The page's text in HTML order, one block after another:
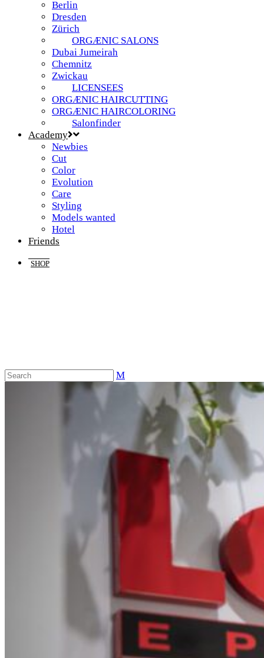
Berlin
Dresden
Zürich
ORGÆNIC SALONS
Dubai Jumeirah
Chemnitz
Zwickau
LICENSEES
ORGÆNIC HAIRCUTTING
ORGÆNIC HAIRCOLORING
Salonfinder
Academy
Newbies
Cut
Color
Evolution
Care
Styling
Models wanted
Hotel
Friends
SHOP